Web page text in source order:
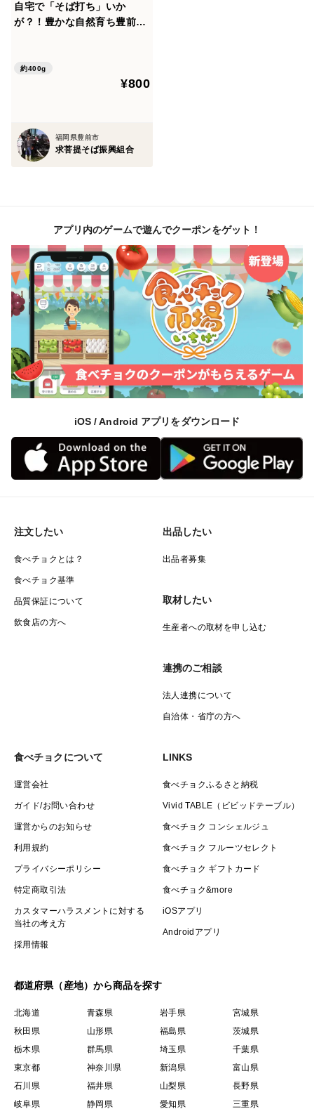
自宅で「そば打ち」いか
が？！豊かな自然育ち豊前産
約400g
¥800
福岡県豊前市
求菩提そば振興組合
アプリ内のゲームで遊んでクーポンをゲット！
iOS / Android アプリをダウンロード
注文したい
食べチョクとは？
食べチョク基準
品質保証について
飲食店の方へ
出品したい
出品者募集
取材したい
生産者への取材を申し込む
連携のご相談
法人連携について
自治体・省庁の方へ
食べチョクについて
運営会社
ガイド/お問い合わせ
運営からのお知らせ
利用規約
プライバシーポリシー
特定商取引法
カスタマーハラスメントに対する
当社の考え方
採用情報
LINKS
食べチョクふるさと納税
Vivid TABLE（ビビッドテーブル）
食べチョク コンシェルジュ
食べチョク フルーツセレクト
食べチョク ギフトカード
食べチョク&more
iOSアプリ
Androidアプリ
都道府県（産地）から商品を探す
北海道 青森県 岩手県
宮城県
秋田県
山形県 福島県
茨城県
栃木県
群馬県 埼玉県
千葉県
東京都
神奈川県 新潟県
富山県
石川県
福井県 山梨県
長野県
岐阜県
静岡県 愛知県 三重県